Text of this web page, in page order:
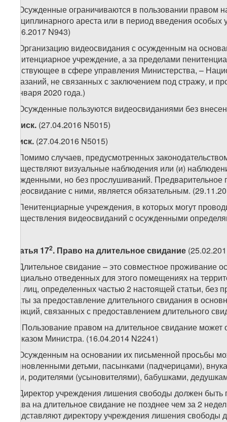
2. Осужденные ограничиваются в пользовании правом
дисциплинарного ареста или в период введения
(1.06.2017 N943)
3. Организацию видеосвидания с осужденным на
пенитенциарное учреждение, а за пределами
действующее в сфере управления Министерства, –
наказаний, не связанных с заключением под стражу, и
1 января 2020 года.)
4. Осужденные пользуются видеосвиданиями без
иск. (27.04.2016 N5015)
иск. (27.04.2016 N5015)
6. Помимо случаев, предусмотренных
осуществляют визуальные наблюдения или (и)
осужденными, но без прослушиваний.
видеосвидание с ними, является обязательным.
7. Пенитенциарные учреждения, в которых могут
осуществления видеосвиданий c осужденными
Статья 172. Право на длительное свидание
1. Длительное свидание – это совместное
специально отведенных для этого помещениях на
или лиц, определенных частью 2 настоящей статьи,
платы за предоставление длительного свидания в
функций, связанных с предоставлением длительного
. Пользование правом на длительное свидание
приказом Министра. (16.04.2014 N2241)
2. Осужденным на основании их письменной просьбы
усыновленными детьми, пасынками (падчерицами),
дети, родителями (усыновителями), бабушками,
3. Директор учреждения лишения свободы должен
права на длительное свидание не позднее чем за 2
представляют директору учреждения лишения